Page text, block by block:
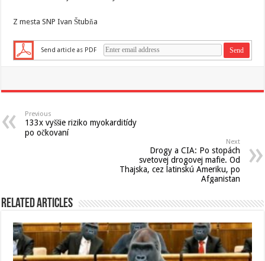
Z mesta SNP Ivan Štubňa
Send article as PDF
Previous
133x vyššie riziko myokarditídy
po očkovaní
Next
Drogy a CIA: Po stopách
svetovej drogovej mafie. Od
Thajska, cez latinskú Ameriku, po
Afganistan
Related Articles